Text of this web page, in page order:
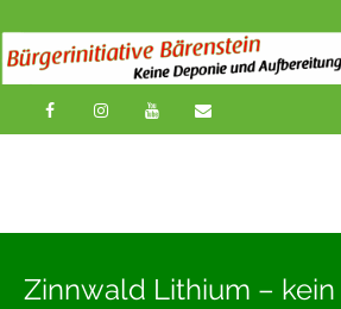
Zinnwald Lithium –